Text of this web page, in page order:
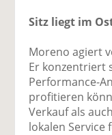
Sitz liegt im
Moreno agiert
Er konzentriert
Performance-
profitieren
Verkauf als
lokalen Service